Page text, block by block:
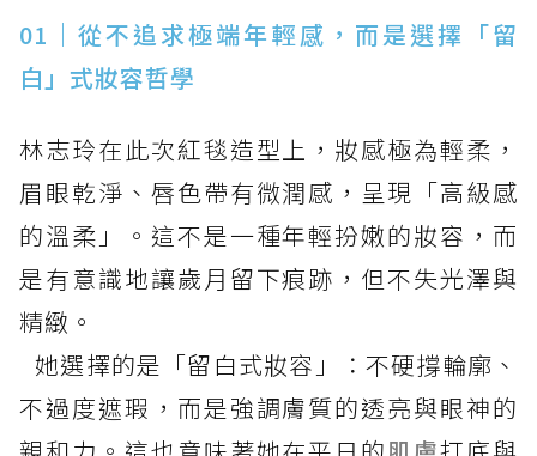
01｜從不追求極端年輕感，而是選擇「留
白」式妝容哲學
林志玲在此次紅毯造型上，妝感極為輕柔，
眉眼乾淨、唇色帶有微潤感，呈現「高級感
的溫柔」。這不是一種年輕扮嫩的妝容，而
是有意識地讓歲月留下痕跡，但不失光澤與
精緻。
她選擇的是「留白式妝容」：不硬撐輪廓、
不過度遮瑕，而是強調膚質的透亮與眼神的